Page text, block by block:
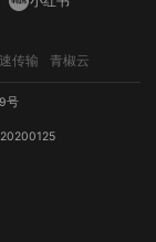
传输 青椒云
号